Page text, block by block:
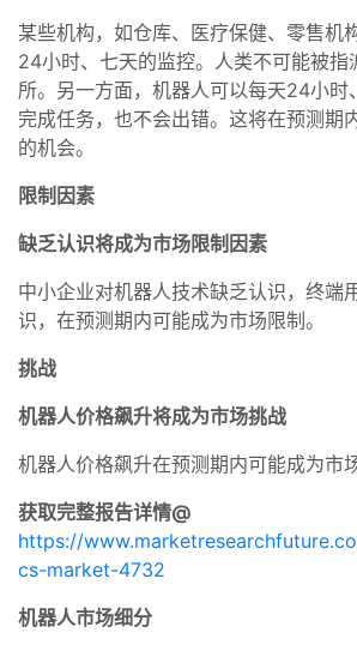
某些机构，如仓库、医疗保健、零售机
24小时、七天的监控。人类不可能被指
所。另一方面，机器人可以每天24小时
完成任务，也不会出错。这将在预测期
的机会。
限制因素
缺乏认识将成为市场限制因素
中小企业对机器人技术缺乏认识，终端
识，在预测期内可能成为市场限制。
挑战
机器人价格飙升将成为市场挑战
机器人价格飙升在预测期内可能成为市
获取完整报告详情@
https://
cs-market-4732
机器人市场细分